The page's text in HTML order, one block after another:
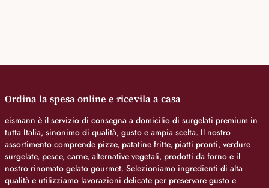
Ordina la spesa online e ricevila a casa
eismann è il servizio di consegna a domicilio di surgelati premium in
tutta Italia, sinonimo di qualità, gusto e ampia scelta. Il nostro
assortimento comprende pizze, patatine fritte, piatti pronti, verdure
surgelate, pesce, carne, alternative vegetali, prodotti da forno e il
nostro rinomato gelato gourmet. Selezioniamo ingredienti di alta
qualità e utilizziamo lavorazioni delicate per preservare gusto e